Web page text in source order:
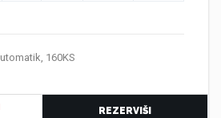
160KS
REZERVIŠI